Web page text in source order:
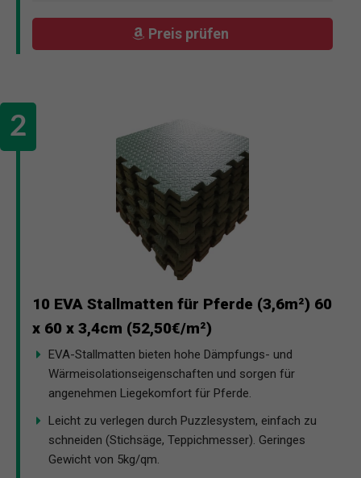
Preis prüfen
10 EVA Stallmatten für Pferde (3,6m²) 60
x 60 x 3,4cm (52,50€/m²)
EVA-Stallmatten bieten hohe Dämpfungs- und
Wärmeisolationseigenschaften und sorgen für
angenehmen Liegekomfort für Pferde.
Leicht zu verlegen durch Puzzlesystem, einfach zu
schneiden (Stichsäge, Teppichmesser). Geringes
Gewicht von 5kg/qm.